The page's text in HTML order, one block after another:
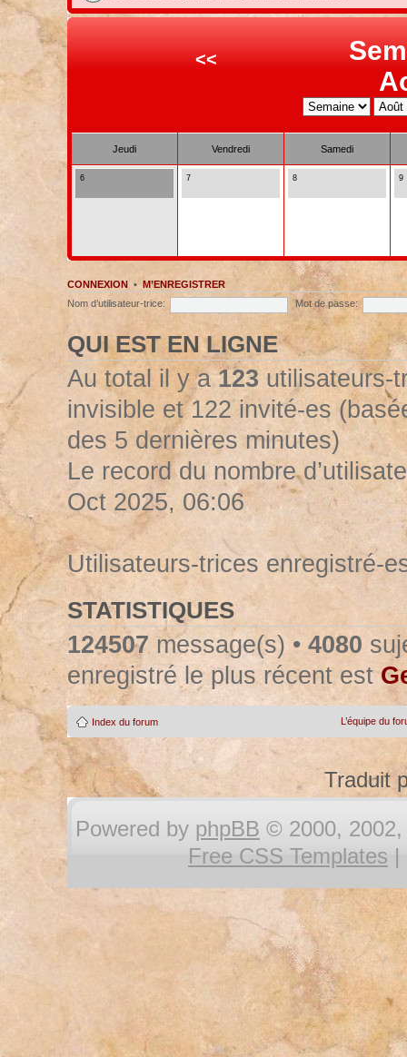
<<
Jeudi Vendredi Samedi
6 7 8 9
CONNEXION• M’ENREGISTRER
Nom d’utilisateur-trice:
Mot de passe:
QUI EST EN LIGNE
Au total il y a123 utilisateurs-
invisible et 122 invité-es
des 5 dernières minutes)
Le record du nombre
Oct 2025, 06:06
Utilisateurs-trices enregistré-
STATISTIQUES
124507 message(s) • 4080
enregistré le plus récent est
Index du forum L’équipe du
Traduit
Powered by phpBB © 2000, 2002,
Free CSS Templates |